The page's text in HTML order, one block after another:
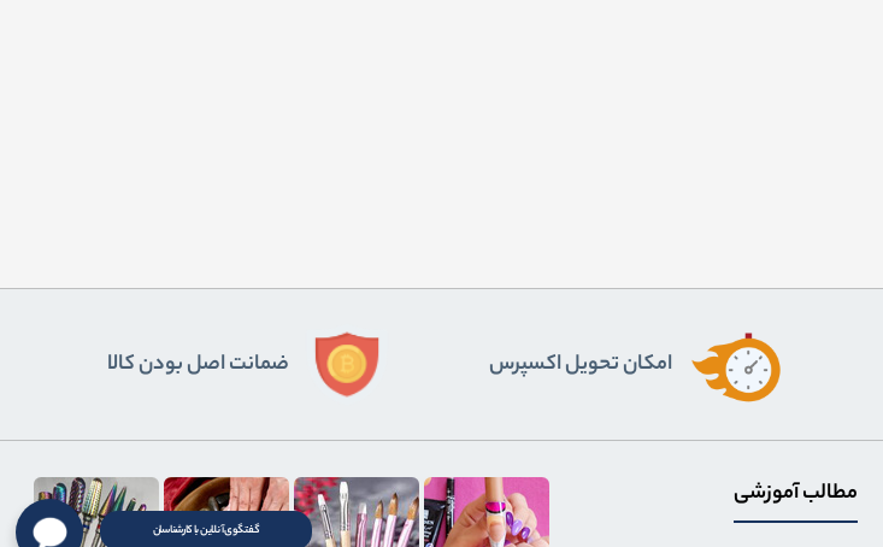
گفتگوی آنلاین با کارشناسان
اﻣﮑﺎن ﺗﺤﻮﯾﻞ اﮐﺴﭙﺮس ضمانت اصل بودن کالا
مطالب آموزشی